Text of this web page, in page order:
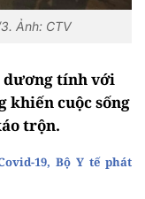
Ảnh: CTV
dương tính với
khiến cuộc sống
trộn.
19, Bộ Y tế phát